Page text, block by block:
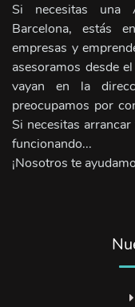
Si necesitas una
Barcelona, estás
empresas y
asesoramos desde
vayan en la
preocupamos por
Si necesitas
funcionando...
¡Nosotros te